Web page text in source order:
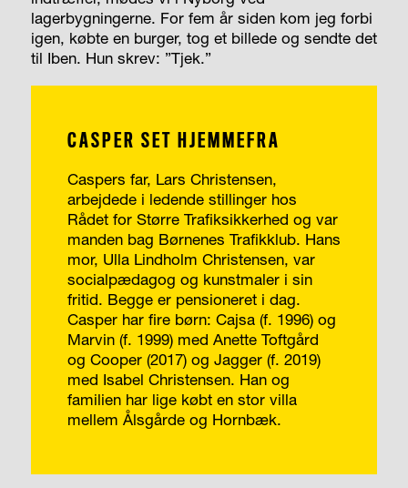
lagerbygningerne. For fem år siden kom jeg forbi
igen, købte en burger, tog et billede og sendte det
til Iben. Hun skrev: ”Tjek.”
CASPER SET HJEMMEFRA
Caspers far, Lars Christensen,
arbejdede i ledende stillinger hos
Rådet for Større Trafiksikkerhed og var
manden bag Børnenes Trafikklub. Hans
mor, Ulla Lindholm Christensen, var
socialpædagog og kunstmaler i sin
fritid. Begge er pensioneret i dag.
Casper har fire børn: Cajsa (f. 1996) og
Marvin (f. 1999) med Anette Toftgård
og Cooper (2017) og Jagger (f. 2019)
med Isabel Christensen. Han og
familien har lige købt en stor villa
mellem Ålsgårde og Hornbæk.